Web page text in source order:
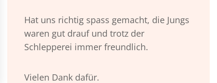
Hat uns richtig spass gemacht, die Jungs
waren gut drauf und trotz der
Schlepperei immer freundlich.
Vielen Dank dafür.